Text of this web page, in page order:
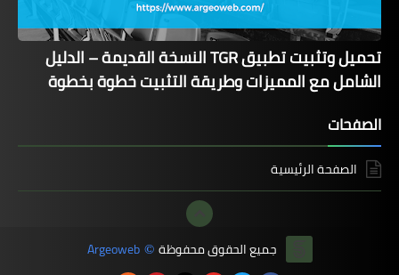
تحميل وتثبيت تطبيق TGR النسخة القديمة – الدليل
الشامل مع المميزات وطريقة التثبيت خطوة بخطوة
الصفحات
الصفحة الرئيسية
جميع الحقوق محفوظة ©
Argeoweb